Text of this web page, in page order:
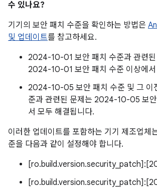
수 있나요?
기기의 보안 패치 수준을 확인하는 방법은
및 업데이트를 참고하세요.
2024-10-01 보안 패치 수준과 관련된
2024-10-01 보안 패치 수준 이상에서
2024-10-05 보안 패치 수준 및 그 이
준과 관련된 문제는 2024-10-05 보안
서 모두 해결됩니다.
이러한 업데이트를 포함하는 기기 제조업체
준을 다음과 같이 설정해야 합니다.